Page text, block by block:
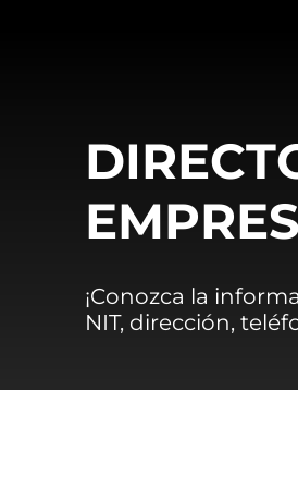
¡Conozca la
NIT, dirección,